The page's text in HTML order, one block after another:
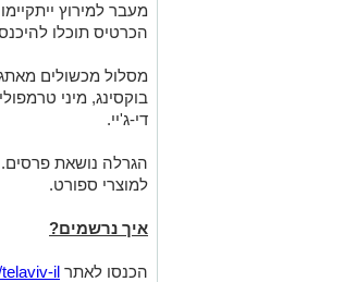
מעבר למירוץ
הכרטיס תוכלו
מסלול מכשולים
בוקסינג, מיני
די-ג'יי.
הגרלה נושאת פרסים.
למוצרי ספורט.
איך נרשמים?
הכנסו לאתר il/